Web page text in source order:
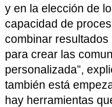
y en la elección de
capacidad de
combinar
para crear las
personalizada”,
también está
hay herramientas